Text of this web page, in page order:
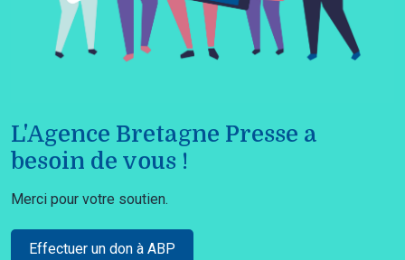
L'Agence Bretagne Presse a
besoin de vous !
Merci pour votre soutien.
Effectuer un don à ABP